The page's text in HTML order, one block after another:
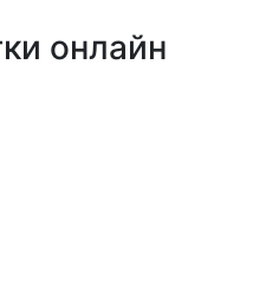
онлайн